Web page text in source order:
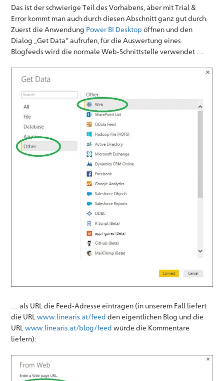
Das ist der schwierige Teil des Vorhabens, aber mit Trial &
Error kommt man auch durch diesen Abschnitt ganz gut durch.
Zuerst die Anwendung Power BI Desktop öffnen und den
Dialog „Get Data“ aufrufen, für die Auswertung eines
Blogfeeds wird die normale Web-Schnittstelle verwendet …
… als URL die Feed-Adresse eintragen (in unserem Fall liefert
die URLwww.linearis.at/feedden eigentlichen Blog und die
URLwww.linearis.at/blog/feed würde die Kommentare
liefern):